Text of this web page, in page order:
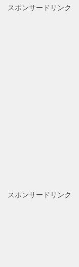
スポンサードリンク
スポンサードリンク